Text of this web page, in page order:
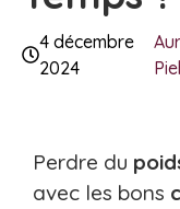
4 décembre
2024
Perdre du
avec les bons